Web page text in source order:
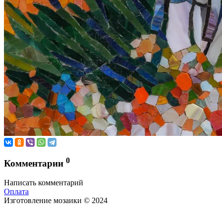
Комментарии 0
Написать комментарий
Оплата
Изготовление мозаики © 2024